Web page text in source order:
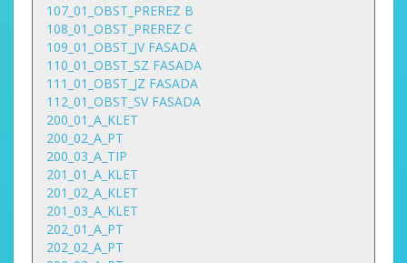
107_01_OBST_PREREZ B
108_01_OBST_PREREZ C
109_01_OBST_JV FASADA
110_01_OBST_SZ FASADA
111_01_OBST_JZ FASADA
112_01_OBST_SV FASADA
200_01_A_KLET
200_02_A_PT
200_03_A_TIP
201_01_A_KLET
201_02_A_KLET
201_03_A_KLET
202_01_A_PT
202_02_A_PT